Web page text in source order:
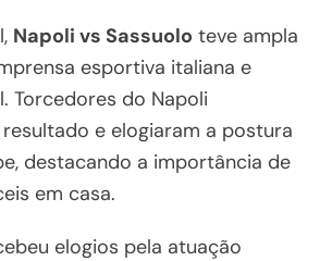
Napoli vs Sassuolo teve ampla
esportiva italiana e
Torcedores do Napoli
e elogiaram a postura
destacando a importância de
em casa.
elogios pela atuação